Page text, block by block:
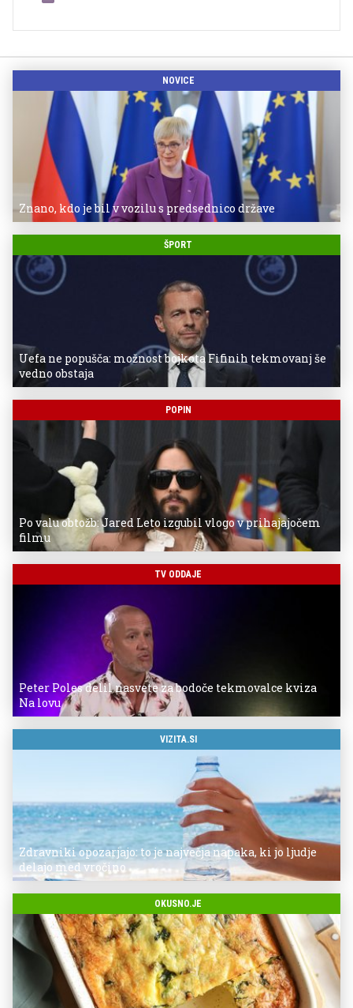
NOVICE
Znano, kdo je bil v vozilu s predsednico države
ŠPORT
Uefa ne popušča: možnost bojkota Fifinih tekmovanj še
vedno obstaja
POPIN
Po valu obtožb: Jared Leto izgubil vlogo v prihajajočem
filmu
TV ODDAJE
Peter Poles delil nasvete za bodoče tekmovalce kviza
Na lovu
VIZITA.SI
Zdravniki opozarjajo: to je največja napaka, ki jo ljudje
delajo med vročino
OKUSNO.JE